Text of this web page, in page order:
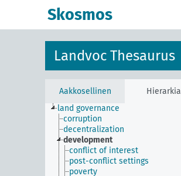
Skosmos
Landvoc Thesaurus
Aakkosellinen Hierarkia
land governance
corruption
decentralization
development
conflict of interest
post-conflict settings
poverty